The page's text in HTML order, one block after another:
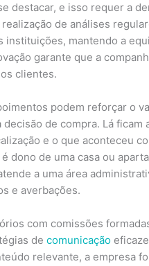
destacar, e isso requer a
de análises
instituições, mantendo a
garante que a
clientes.
podem reforçar o
decisão de compra. Lá
e o que aconteceu
dono de uma casa ou
a uma área
e averbações.
com comissões
decomunicação
relevante, a empresa